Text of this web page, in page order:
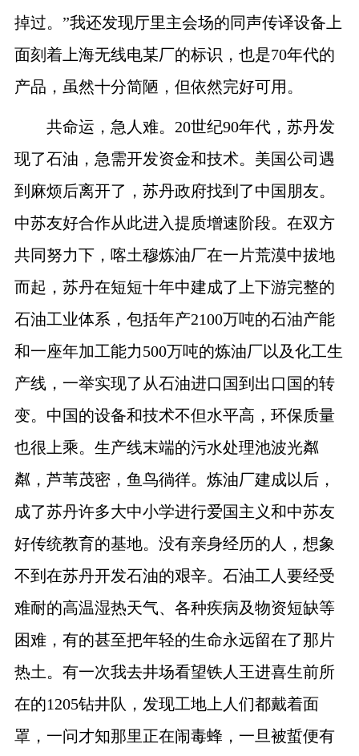
掉过。”我还发现厅里主会场的同声传译设备上
面刻着上海无线电某厂的标识，也是70年代的
产品，虽然十分简陋，但依然完好可用。
共命运，急人难。 20世纪90年代，苏丹发
现了石油，急需开发资金和技术。美国公司遇
到麻烦后离开了，苏丹政府找到了中国朋友。
中苏友好合作从此进入提质增速阶段。在双方
共同努力下，喀土穆炼油厂在一片荒漠中拔地
而起，苏丹在短短十年中建成了上下游完整的
石油工业体系，包括年产2100万吨的石油产能
和一座年加工能力500万吨的炼油厂以及化工生
产线，一举实现了从石油进口国到出口国的转
变。中国的设备和技术不但水平高，环保质量
也很上乘。生产线末端的污水处理池波光粼
粼，芦苇茂密，鱼鸟徜徉。炼油厂建成以后，
成了苏丹许多大中小学进行爱国主义和中苏友
好传统教育的基地。没有亲身经历的人，想象
不到在苏丹开发石油的艰辛。石油工人要经受
难耐的高温湿热天气、各种疾病及物资短缺等
困难，有的甚至把年轻的生命永远留在了那片
热土。有一次我去井场看望铁人王进喜生前所
在的1205钻井队，发现工地上人们都戴着面
罩，一问才知那里正在闹毒蜂，一旦被蜇便有